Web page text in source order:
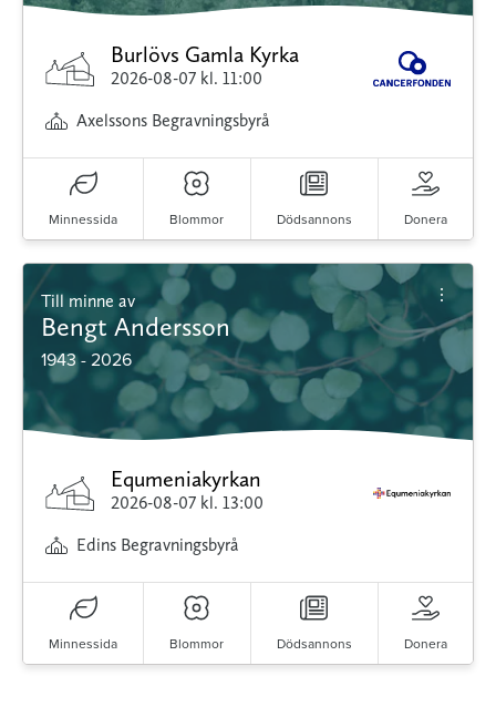
Burlövs Gamla Kyrka
2026-08-07 kl. 11:00
Axelssons Begravningsbyrå
Minnessida Blommor Dödsannons Donera
Till minne av
Bengt Andersson
1943 - 2026
Equmeniakyrkan
2026-08-07 kl. 13:00
Edins Begravningsbyrå
Minnessida Blommor Dödsannons Donera